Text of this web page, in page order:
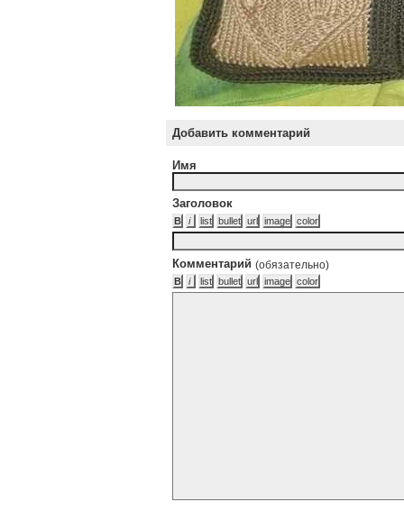
Добавить комментарий
Имя
Заголовок
Комментарий (обязательно)